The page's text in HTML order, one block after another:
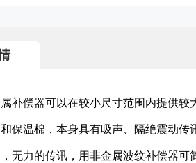
补偿器可以在较小尺寸范围内提供
保温棉，本身具有吸声、隔绝震动
无力的传讯，用非金属波纹补偿器